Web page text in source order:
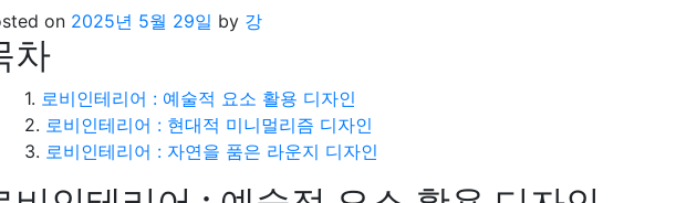
on 2025년 5월 29일 by 강
차
로비인테리어 : 예술적 요소 활용 디자인
로비인테리어 : 현대적 미니멀리즘 디자인
로비인테리어 : 자연을 품은 라운지 디자인